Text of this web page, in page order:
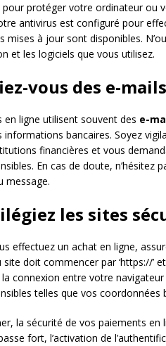
protéger votre ordinateur ou
antivirus est configuré pour
mises à jour sont disponibles.
et les logiciels que vous utilisez.
vous des e-
en ligne utilisent souvent des e-
informations bancaires. Soyez
financières et vous
En cas de doute,
message.
les sites
effectuez un achat en ligne,
site doit commencer par ‘https://’
connexion entre votre
telles que vos coordonnées
la sécurité de vos paiements en
fort, l’activation de